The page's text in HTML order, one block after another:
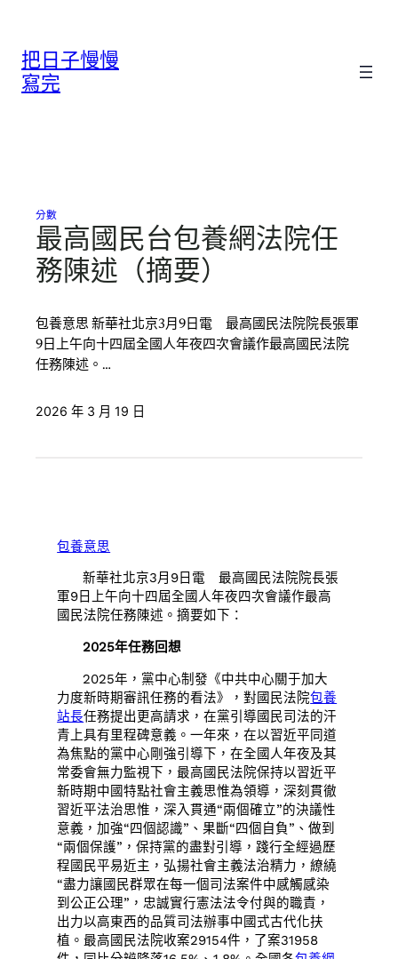
把日子慢慢
寫完
分數
最高國民台包養網法院任
務陳述（摘要）
包養意思 新華社北京3月9日電 最高國民法院院長張軍
9日上午向十四屆全國人年夜四次會議作最高國民法院
任務陳述。…
2026 年 3 月 19 日
包養意思
新華社北京3月9日電 最高國民法院院長張
軍9日上午向十四屆全國人年夜四次會議作最高
國民法院任務陳述。摘要如下：
2025年任務回想
2025年，黨中心制發《中共中心關于加大
力度新時期審訊任務的看法》，對國民法院包養
站長任務提出更高請求，在黨引導國民司法的汗
青上具有里程碑意義。一年來，在以習近平同道
為焦點的黨中心剛強引導下，在全國人年夜及其
常委會無力監視下，最高國民法院保持以習近平
新時期中國特點社會主義思惟為領導，深刻貫徹
習近平法治思惟，深入貫通“兩個確立”的決議性
意義，加強“四個認識”、果斷“四個自負”、做到
“兩個保護”，保持黨的盡對引導，踐行全經過歷
程國民平易近主，弘揚社會主義法治精力，繚繞
“盡力讓國民群眾在每一個司法案件中感觸感染
到公正公理”，忠誠實行憲法法令付與的職責，
出力以高東西的品質司法辦事中國式古代化扶
植。最高國民法院收案29154件，了案31958